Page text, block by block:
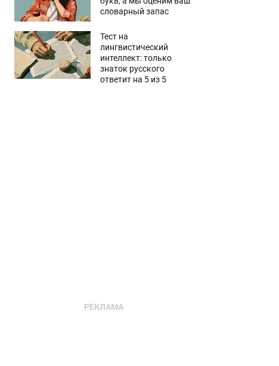
словарный запас
Тест на
лингвистический
интеллект: только
знаток русского
ответит на 5 из 5